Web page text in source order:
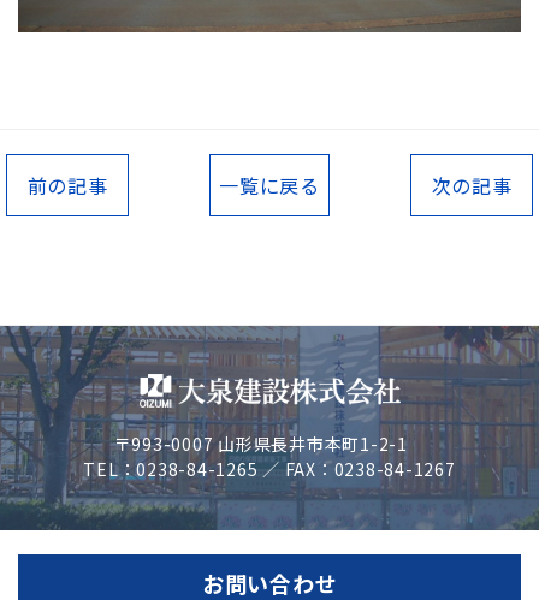
前の記事 一覧に戻る 次の記事
〒993-0007 山形県長井市本町1-2-1
TEL：0238-84-1265 ／ FAX：0238-84-1267
お問い合わせ